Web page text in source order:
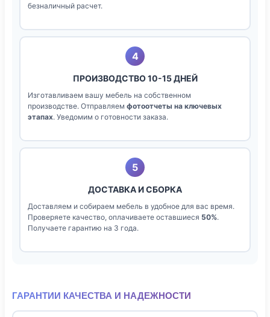
безналичный расчет.
4
ПРОИЗВОДСТВО 10-15 ДНЕЙ
Изготавливаем вашу мебель на собственном
производстве. Отправляем фотоотчеты на ключевых
этапах. Уведомим о готовности заказа.
5
ДОСТАВКА И СБОРКА
Доставляем и собираем мебель в удобное для вас время.
Проверяете качество, оплачиваете оставшиеся 50%.
Получаете гарантию на 3 года.
ГАРАНТИИ КАЧЕСТВА И НАДЕЖНОСТИ